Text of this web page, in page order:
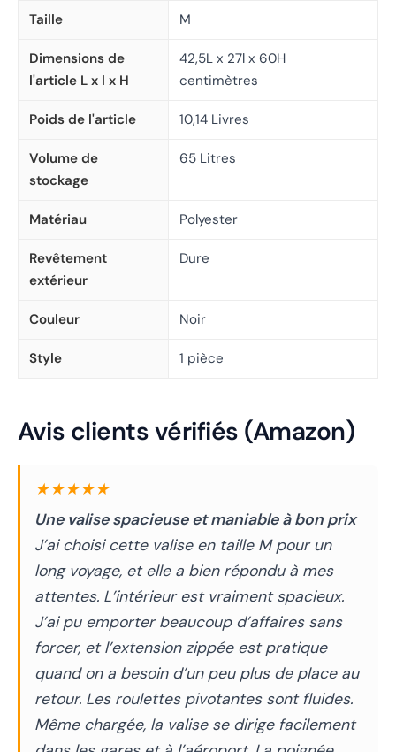
Taille M
Dimensions de
l'article L x l x H
42,5L x 27l x 60H
centimètres
Poids de l'article 10,14 Livres
Volume de
stockage
65 Litres
Matériau Polyester
Revêtement
extérieur
Dure
Couleur Noir
Style 1 pièce
Avis clients vérifiés (Amazon)
★★★★★
Une valise spacieuse et maniable à bon prix
J’ai choisi cette valise en taille M pour un
long voyage, et elle a bien répondu à mes
attentes. L’intérieur est vraiment spacieux.
J’ai pu emporter beaucoup d’affaires sans
forcer, et l’extension zippée est pratique
quand on a besoin d’un peu plus de place au
retour. Les roulettes pivotantes sont fluides.
Même chargée, la valise se dirige facilement